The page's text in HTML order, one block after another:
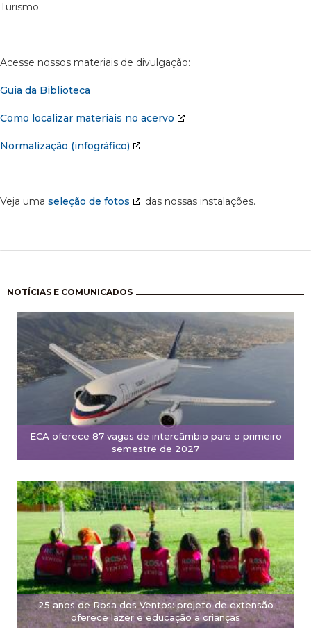
Turismo.
Acesse nossos materiais de divulgação:
Guia da Biblioteca
Como localizar materiais no acervo
Normalização (infográfico)
Veja uma seleção de fotos das nossas instalações.
NOTÍCIAS E COMUNICADOS
ECA oferece 87 vagas de intercâmbio para o primeiro
semestre de 2027
25 anos de Rosa dos Ventos: projeto de extensão
oferece lazer e educação a crianças
Paginação